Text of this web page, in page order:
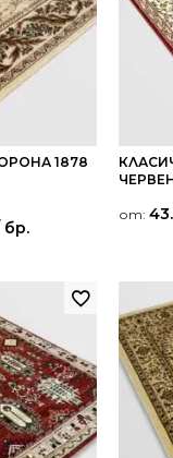
1878
бр.
от: